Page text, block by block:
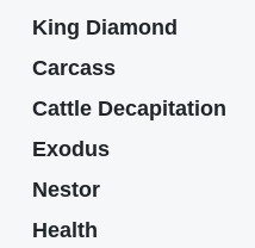
King Diamond
Carcass
Cattle Decapitation
Exodus
Nestor
Health